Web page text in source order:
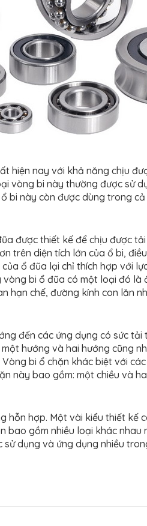
hiện nay với khả năng chịu
vòng bi này thường được sử
bi này còn được dùng trong cả
được thiết kế để chịu được
trên diện tích lớn của ổ bi,
ổ đũa lại chỉ thích hợp với
vòng bi ổ đũa có một loại đó
hạn chế, đường kính con lăn
đến các ứng dụng có sức
hướng và hai hướng cũng
bi ổ chặn khác biệt với
này bao gồm: một chiều và
hỗn hợp. Một vài kiểu thiết kế
bao gồm nhiều loại khác
dụng và ứng dụng nhiều